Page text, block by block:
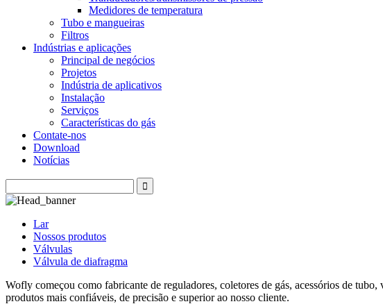
Medidores de temperatura
Tubo e mangueiras
Filtros
Indústrias e aplicações
Principal de negócios
Projetos
Indústria de aplicativos
Instalação
Serviços
Características do gás
Contate-nos
Download
Notícias
Lar
Nossos produtos
Válvulas
Válvula de diafragma
Wofly começou como fabricante de reguladores, coletores de gás, acessórios de
produtos mais confiáveis, de precisão e superior ao nosso cliente.